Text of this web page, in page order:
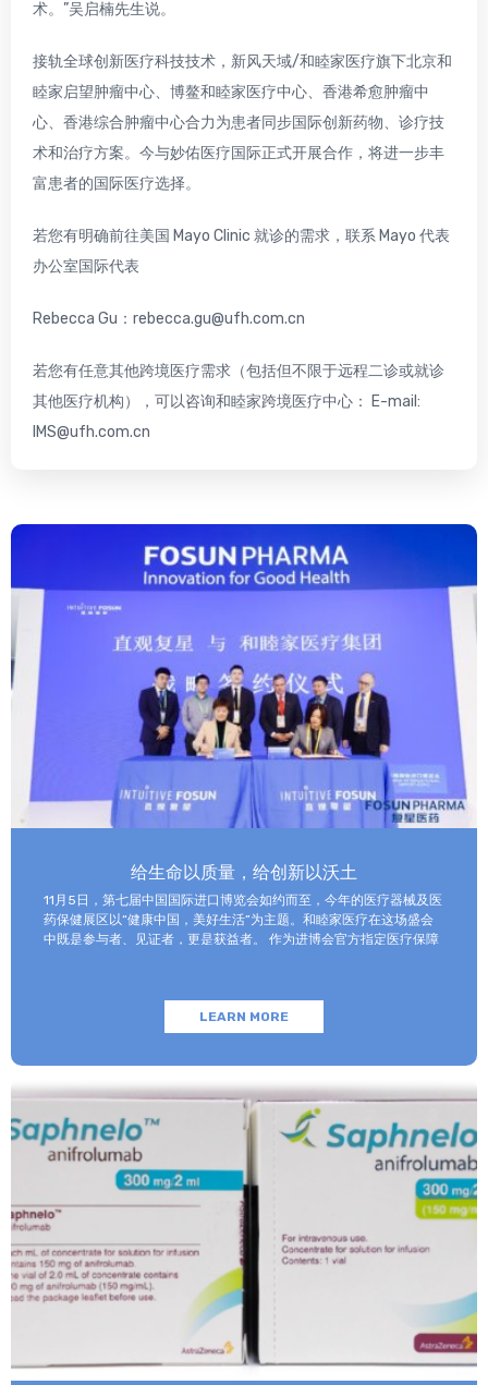
术。”吴启楠先生说。
接轨全球创新医疗科技技术，新风天域/和睦家医疗旗下北京和
睦家启望肿瘤中心、博鳌和睦家医疗中心、香港希愈肿瘤中
心、香港综合肿瘤中心合力为患者同步国际创新药物、诊疗技
术和治疗方案。今与妙佑医疗国际正式开展合作，将进一步丰
富患者的国际医疗选择。
若您有明确前往美国 Mayo Clinic 就诊的需求，联系 Mayo 代表
办公室国际代表
Rebecca Gu： rebecca.gu@ufh.com.cn
若您有任意其他跨境医疗需求（包括但不限于远程二诊或就诊
其他医疗机构），可以咨询和睦家跨境医疗中心： E-mail:
IMS@ufh.com.cn
给生命以质量，给创新以沃土
11月5日，第七届中国国际进口博览会如约而至，今年的医疗器械及医
药保健展区以“健康中国，美好生活”为主题。和睦家医疗在这场盛会
中既是参与者、见证者，更是获益者。 作为进博会官方指定医疗保障
以进博会为纽带，和睦家医疗与合作伙伴携手探索合作创新模式，以
期更好地为患者提供多样化、个性化的医疗服务，助力健康中国建
LEARN MORE